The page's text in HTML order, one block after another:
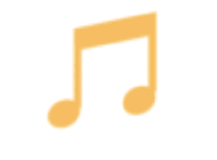
＆リサ・ジェラード
（ルシラ）
オリヴァー・リード
リチャード・ハリス
（マルクス・アウレリウス）
デレク・ジャコビ